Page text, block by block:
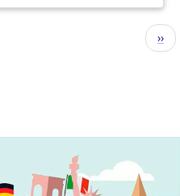
››